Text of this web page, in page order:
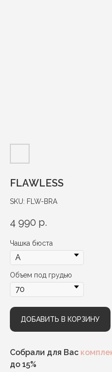
FLAWLESS
SKU: FLW-BRA
4 990 р.
Чашка бюста
Объем под грудью
ДОБАВИТЬ В КОРЗИНУ
Собрали для Вас
до 15%